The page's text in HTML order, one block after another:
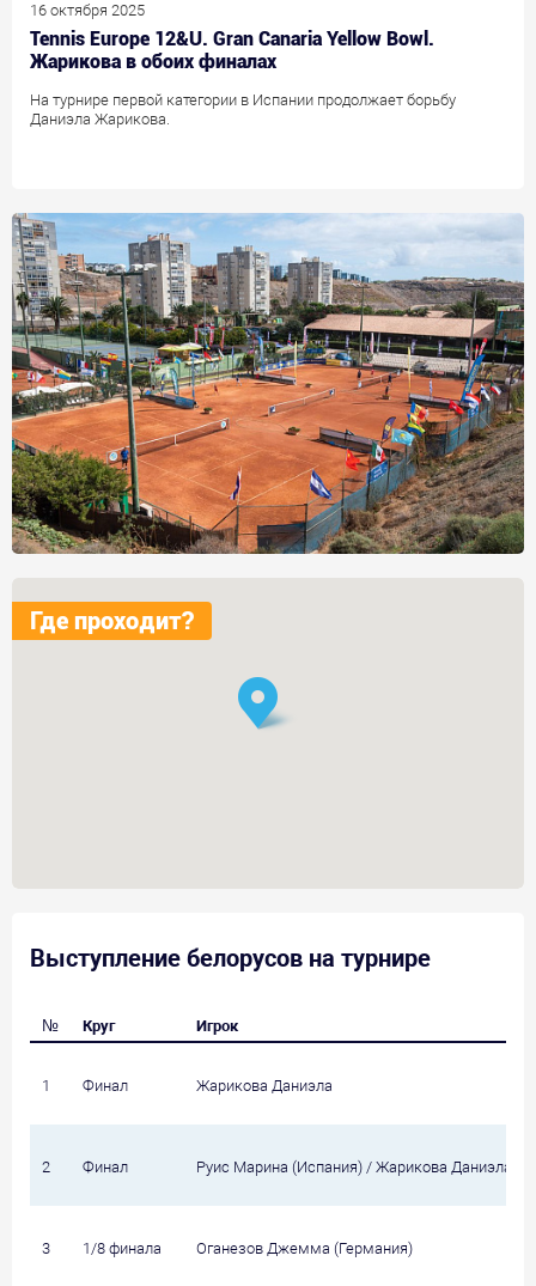
16 октября 2025
Tennis Europe 12&U. Gran Canaria Yellow Bowl.
Жарикова в обоих финалах
На турнире первой категории в Испании продолжает борьбу
Даниэла Жарикова.
Где проходит?
Выступление белорусов на турнире
№ Круг Игрок
1 Финал Жарикова Даниэла
2 Финал Руис Марина (Испания) / Жарикова Даниэла
3 1/8 финала Оганезов Джемма (Германия)